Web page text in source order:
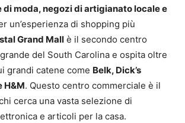
di moda, negozi di artigianato locale e
un’esperienza di shopping più
Grand Mall è il secondo centro
del South Carolina e ospita oltre
grandi catene come Belk, Dick’s
H&M. Questo centro commerciale è il
cerca una vasta selezione di
e articoli per la casa.